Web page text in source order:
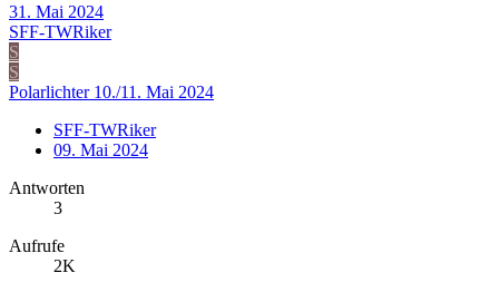
31. Mai 2024
SFF-TWRiker
S
S
Polarlichter 10./11. Mai 2024
SFF-TWRiker
09. Mai 2024
Antworten
3
Aufrufe
2K